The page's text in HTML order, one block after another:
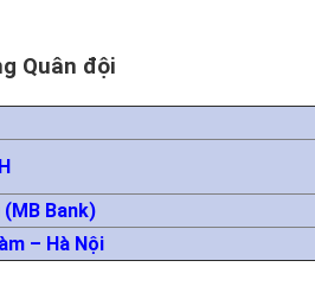
Quân đội
Bank)
– Hà Nội